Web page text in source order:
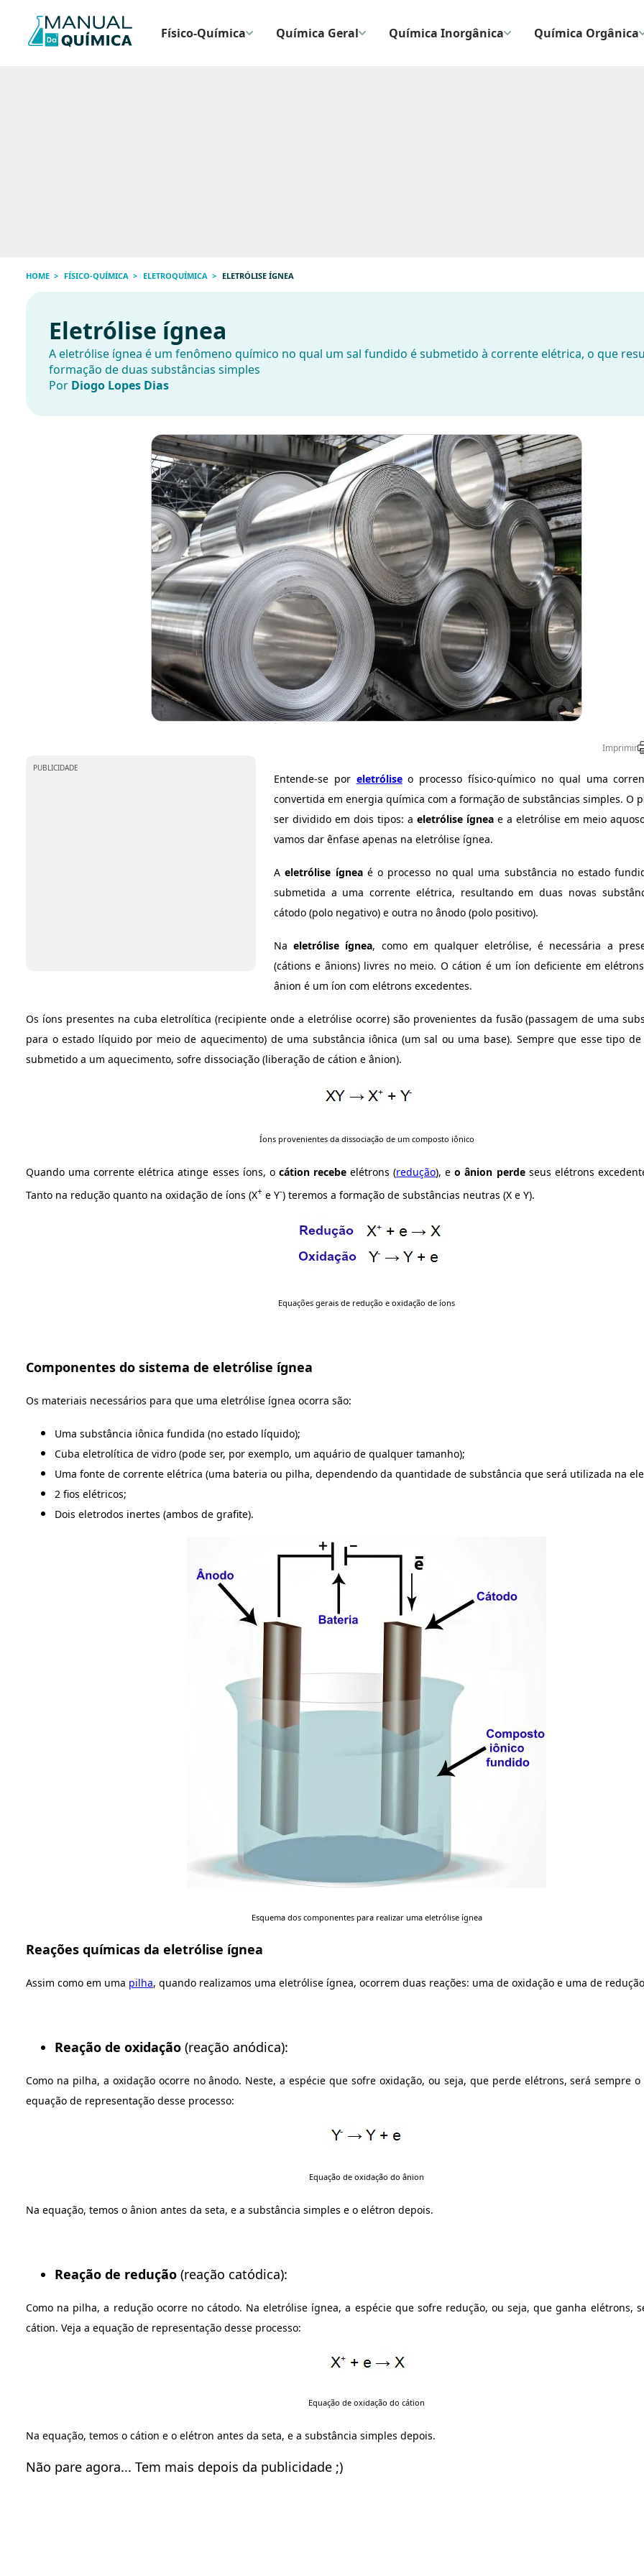
Físico-Química Química Geral Química Inorgânica Química Orgânica
HOME FÍSICO-QUÍMICA ELETROQUÍMICA ELETRÓLISE ÍGNEA
Eletrólise ígnea
A eletrólise ígnea é um fenômeno químico no qual um sal fundido é submetido à corrente elétrica, o que
formação de duas substâncias simples
Por Diogo Lopes Dias
Imprimir
PUBLICIDADE
Entende-se por eletróliseo processo físico-químico no qual uma
convertida em energia química com a formação de substâncias simples. O
ser dividido em dois tipos: a eletrólise ígnea e a eletrólise em meio
vamos dar ênfase apenas na eletrólise ígnea.
A eletrólise ígneaé o processo no qual uma substância no estado
submetida a uma corrente elétrica, resultando em duas novas
cátodo (polo negativo) e outra no ânodo (polo positivo).
Naeletrólise ígnea, como em qualquer eletrólise, é necessária a
(cátions e ânions) livres no meio. O cátion é um íon deficiente em
ânion é um íon com elétrons excedentes.
Os íons presentes na cuba eletrolítica (recipiente onde a eletrólise ocorre) são provenientes da fusão (passagem de uma
para o estado líquido por meio de aquecimento) de uma substância iônica (um sal ou uma base). Sempre que esse tipo
submetido a um aquecimento, sofre dissociação (liberação de cátion e ânion).
Íons provenientes da dissociação de um composto iônico
Quando uma corrente elétrica atinge esses íons, o cátion recebeelétrons (redução), eo ânion perdeseus elétrons
Tanto na redução quanto na oxidação de íons (X+ e Y-) teremos a formação de substâncias neutras (X e Y).
Equações gerais de redução e oxidação de íons
Componentes do sistema de eletrólise ígnea
Os materiais necessários para que uma eletrólise ígnea ocorra são:
Uma substância iônica fundida (no estado líquido);
Cuba eletrolítica de vidro (pode ser, por exemplo, um aquário de qualquer tamanho);
Uma fonte de corrente elétrica (uma bateria ou pilha, dependendo da quantidade de substância que será utilizada na
2 fios elétricos;
Dois eletrodos inertes (ambos de grafite).
Esquema dos componentes para realizar uma eletrólise ígnea
Reações químicas da eletrólise ígnea
Assim como em uma pilha, quando realizamos uma eletrólise ígnea, ocorrem duas reações: uma de oxidação e uma de
Reação de oxidação (reação anódica):
Como na pilha, a oxidação ocorre no ânodo. Neste, a espécie que sofre oxidação, ou seja, que perde elétrons, será sempre o
equação de representação desse processo:
Equação de oxidação do ânion
Na equação, temos o ânion antes da seta, e a substância simples e o elétron depois.
Reação de redução (reação catódica):
Como na pilha, a redução ocorre no cátodo. Na eletrólise ígnea, a espécie que sofre redução, ou seja, que ganha elétrons,
cátion. Veja a equação de representação desse processo:
Equação de oxidação do cátion
Na equação, temos o cátion e o elétron antes da seta, e a substância simples depois.
Não pare agora... Tem mais depois da publicidade ;)